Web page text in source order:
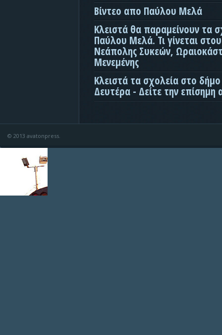
Βίντεο απο Παύλου Μελά
Κλειστά θα παραμείνουν τα
Παύλου Μελά. Τι γίνεται
Νεάπολης Συκεών,
Μενεμένης
Κλειστά τα σχολεία στο
Δευτέρα - Δείτε την επίσημη
© 2013 avatonpress.